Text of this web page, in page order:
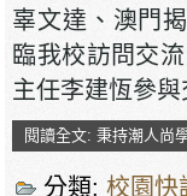
辜文達、澳門
臨我校訪問交
主任李建恆參與
閱讀全文: 秉持潮人尚
分類:校園快